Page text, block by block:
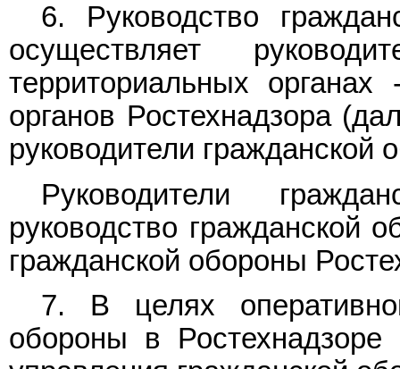
6. Руководство
осуществляет
территориальных органах
органов Ростехнадзора
руководители гражданской
Руководители
руководство гражданской
гражданской обороны
7. В целях
обороны в Ростехнадзоре